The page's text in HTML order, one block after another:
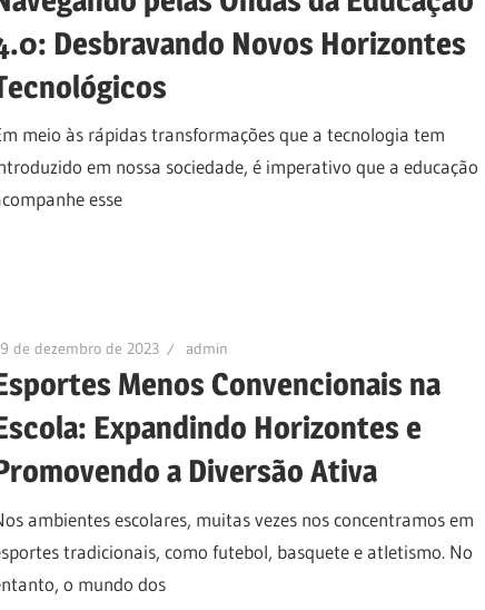
Desbravando Novos Horizontes
meio às rápidas transformações que a tecnologia tem
em nossa sociedade, é imperativo que a educação
esse
de dezembro de 2023 admin
Menos Convencionais na
Expandindo Horizontes e
a Diversão Ativa
ambientes escolares, muitas vezes nos concentramos em
tradicionais, como futebol, basquete e atletismo. No
o mundo dos